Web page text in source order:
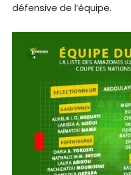
défensive de l’équipe.